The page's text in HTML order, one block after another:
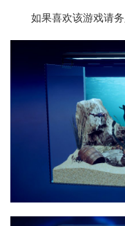
如果喜欢该游戏请